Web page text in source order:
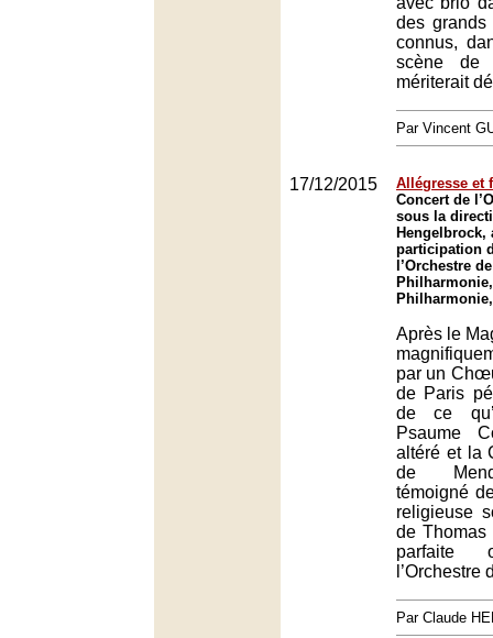
des grands
connus,
scène de
mériterait
Par Vincent
17/12/2015
Allégresse et
Concert de
sous la
Hengelbrock,
participation
l’Orchestre
Après le
par un
de Paris
de ce
Psaume
altéré et la
de
témoigné
religieuse
de Thomas
parfaite
l’Orchestre
Par Claude